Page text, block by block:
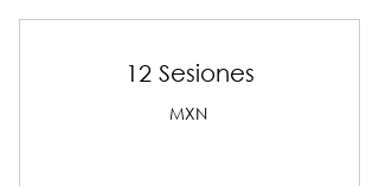
12 Sesiones
MXN